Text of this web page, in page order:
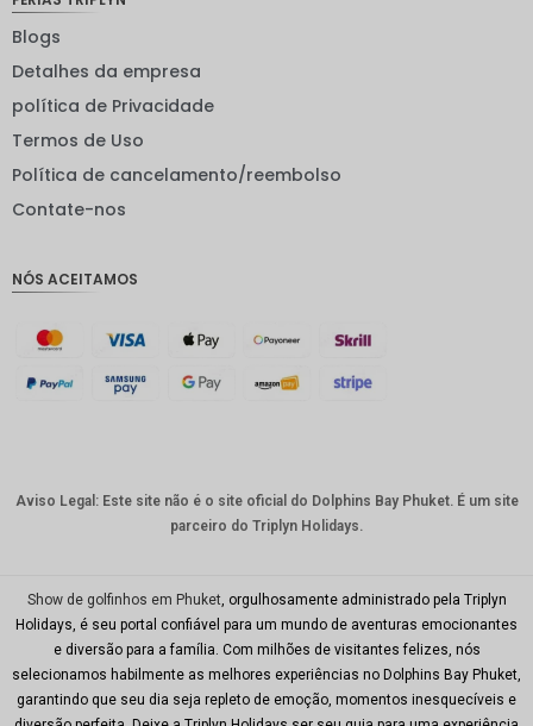
ienes
EUR
suíço
australia
CNY
TWD
Minhas
Ries
Blogs
Detalhes da empresa
política de Privacidade
Termos de Uso
Política de cancelamento/reembolso
Contate-nos
NÓS ACEITAMOS
Aviso Legal: Este site não é o site oficial do Dolphins Bay Phuket. É um site
parceiro do Triplyn Holidays.
Show de golfinhos em Phuket , orgulhosamente administrado pela Triplyn
Holidays, é seu portal confiável para um mundo de aventuras emocionantes
e diversão para a família. Com milhões de visitantes felizes, nós
selecionamos habilmente as melhores experiências no Dolphins Bay Phuket,
garantindo que seu dia seja repleto de emoção, momentos inesquecíveis e